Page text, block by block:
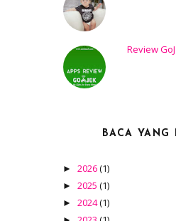
Review
BACA YANG
►2026(1)
►2025(1)
►2024(1)